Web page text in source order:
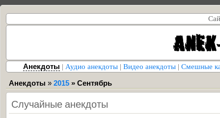
Анекдоты | Аудио анекдоты | Видео анекдоты | Смешные
Анекдоты » 2015 » Сентябрь
Случайные анекдоты